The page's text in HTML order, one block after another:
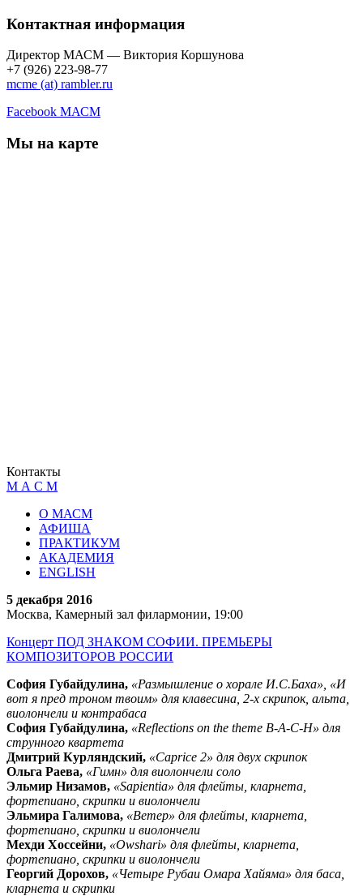
Контактная информация
Директор МАСМ — Виктория Коршунова
+7 (926) 223-98-77
mcme (at) rambler.ru
Facebook МАСМ
Мы на карте
Контакты
М А С М
О МАСМ
АФИША
ПРАКТИКУМ
АКАДЕМИЯ
ENGLISH
5 декабря 2016
Москва, Камерный зал филармонии, 19:00
Концерт ПОД ЗНАКОМ СОФИИ. ПРЕМЬЕРЫ
КОМПОЗИТОРОВ РОССИИ
София Губайдулина, «Размышление о хорале И.С.Баха», «И
вот я пред троном твоим» для клавесина, 2-х скрипок, альта,
виолончели и контрабаса
София Губайдулина, «Reflections on the theme B-A-C-H» для
струнного квартета
Дмитрий Курляндский, «Caprice 2» для двух скрипок
Ольга Раева, «Гимн» для виолончели соло
Эльмир Низамов, «Sapientia» для флейты, кларнета,
фортепиано, скрипки и виолончели
Эльмира Галимова, «Ветер» для флейты, кларнета,
фортепиано, скрипки и виолончели
Мехди Хоссейни, «Owshari» для флейты, кларнета,
фортепиано, скрипки и виолончели
Георгий Дорохов, «Четыре Рубаи Омара Хайяма» для баса,
кларнета и скрипки